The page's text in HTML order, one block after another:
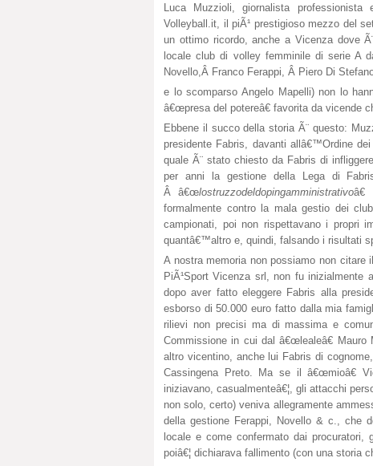
Luca Muzzioli, giornalista
Volleyball.it, il piÃ¹ prestigioso mezzo del
un ottimo ricordo, anche a Vicenza dove
locale club di volley femminile di serie A
Novello,Â Franco Ferappi, Â Piero Di
e lo scomparso Angelo Mapelli) non lo
â€œpresa del potereâ€ favorita da vicende
Ebbene il succo della storia Ã¨ questo:
presidente Fabris, davanti allâ€™Ordine
quale Ã¨ stato chiesto da Fabris di
per anni la gestione della Lega di
Â â€œlostruzzodeldopingamministrativo
formalmente contro la mala gestio dei
campionati, poi non rispettavano i propri
quantâ€™altro e, quindi, falsando i risultati
A nostra memoria non possiamo non
PiÃ¹Sport Vicenza srl, non fu inizialmente
dopo aver fatto eleggere Fabris alla
esborso di 50.000 euro fatto dalla mia
rilievi non precisi ma di massima e
Commissione in cui dal â€œlealeâ€
altro vicentino, anche lui Fabris di
Cassingena Preto. Ma se il â€œmioâ€
iniziavano, casualmenteâ€¦, gli attacchi
non solo, certo) veniva allegramente
della gestione Ferappi, Novello & c., che
locale e come confermato dai
poiâ€¦ dichiarava fallimento (con una storia